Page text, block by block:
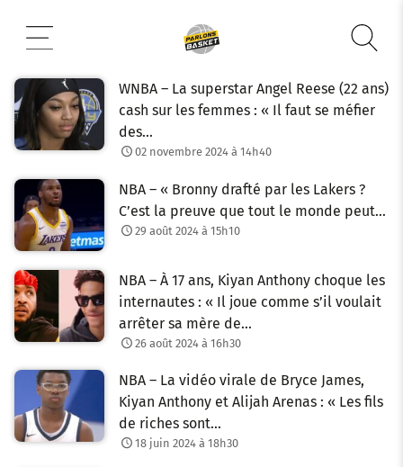
contenu
WNBA – La superstar Angel Reese (22 ans)
cash sur les femmes : « Il faut se méfier
des…
02 novembre 2024 à 14h40
NBA – « Bronny drafté par les Lakers ?
C’est la preuve que tout le monde peut…
29 août 2024 à 15h10
NBA – À 17 ans, Kiyan Anthony choque les
internautes : « Il joue comme s’il voulait
arrêter sa mère de…
26 août 2024 à 16h30
NBA – La vidéo virale de Bryce James,
Kiyan Anthony et Alijah Arenas : « Les fils
de riches sont…
18 juin 2024 à 18h30